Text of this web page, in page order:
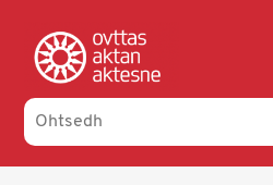
main
content